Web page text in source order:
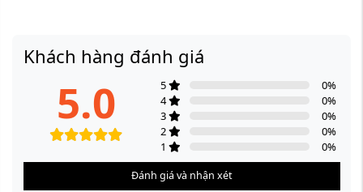
Khách hàng đánh giá
5.0 5 0%
4
0%
3
0%
2
0%
1
0%
Đánh giá và nhận xét